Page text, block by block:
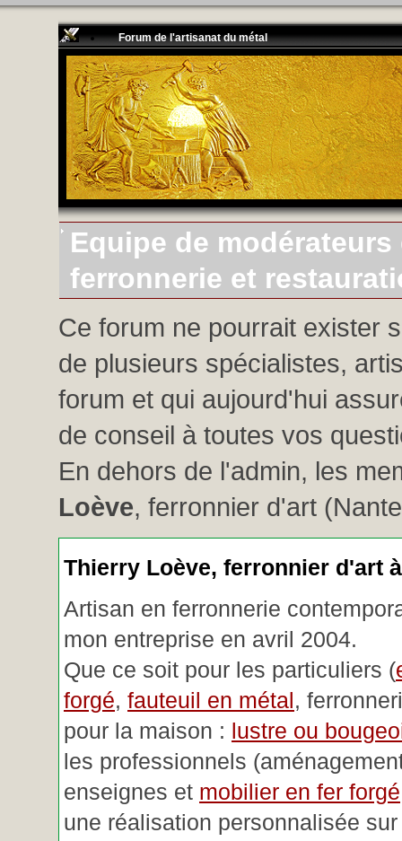
Forum de l'artisanat du métal
Equipe de
ferronnerie et
Ce forum ne pourrait exister
de plusieurs spécialistes,
forum et qui aujourd'hui
de conseil à toutes vos
En dehors de l'admin, les
Loève, ferronnier d'art
Thierry Loève, ferronnier d'art
Artisan en ferronnerie
mon entreprise en avril 2004.
Que ce soit pour les particuliers (
forgé, fauteuil en métal,
pour la maison : lustre ou
les professionnels
enseignes et mobilier en fer forgé
une réalisation personnalisée